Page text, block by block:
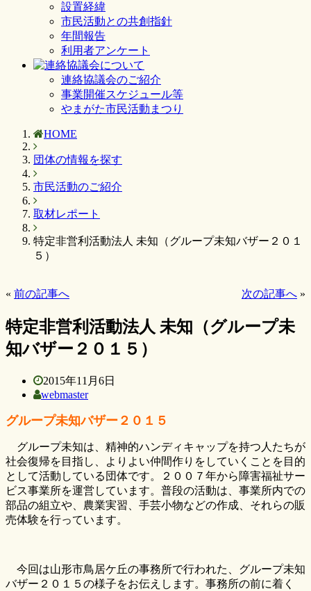
設置経緯
市民活動との共創指針
年間報告
利用者アンケート
連絡協議会のご紹介
事業開催スケジュール等
やまがた市民活動まつり
HOME
団体の情報を探す
市民活動のご紹介
取材レポート
特定非営利活動法人 未知（グループ未知バザー２０１
５）
« 前の記事へ 次の記事へ »
特定非営利活動法人 未知（グループ未
知バザー２０１５）
2015年11月6日
webmaster
グループ未知バザー２０１５
グループ未知は、精神的ハンディキャップを持つ人たちが
社会復帰を目指し、よりよい仲間作りをしていくことを目的
として活動している団体です。２００７年から障害福祉サー
ビス事業所を運営しています。普段の活動は、事業所内での
部品の組立や、農業実習、手芸小物などの作成、それらの販
売体験を行っています。
今回は山形市鳥居ケ丘の事務所で行われた、グループ未知
バザー２０１５の様子をお伝えします。事務所の前に着く